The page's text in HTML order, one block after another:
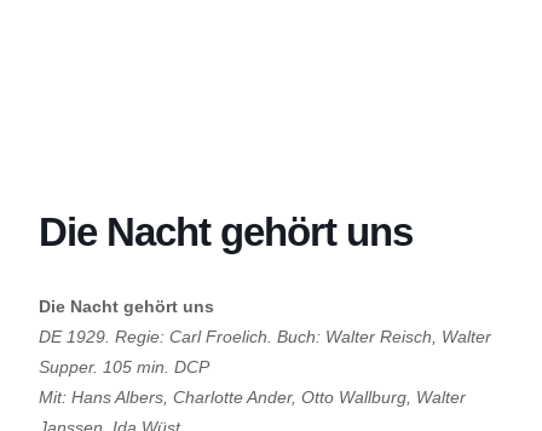
Die Nacht gehört uns
Die Nacht gehört uns
DE 1929 Regie: CarlFroelich . Buch: Walter Reisch, Walter
Supper. 105 min. DCP
Mit: Hans Albers, Charlotte Ander, Otto Wallburg , Walter